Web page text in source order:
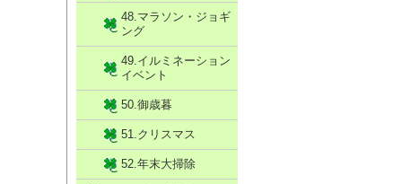
48.マラソン・ジョギ
ング
49.イルミネーション
イベント
50.御歳暮
51.クリスマス
52.年末大掃除